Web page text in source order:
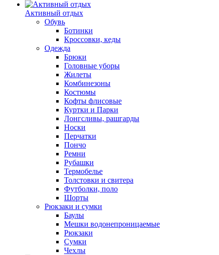
Активный отдых
Обувь
Ботинки
Кроссовки, кеды
Одежда
Брюки
Головные уборы
Жилеты
Комбинезоны
Костюмы
Кофты флисовые
Куртки и Парки
Лонгсливы, рашгарды
Носки
Перчатки
Пончо
Ремни
Рубашки
Термобелье
Толстовки и свитера
Футболки, поло
Шорты
Рюкзаки и сумки
Баулы
Мешки водонепроницаемые
Рюкзаки
Сумки
Чехлы